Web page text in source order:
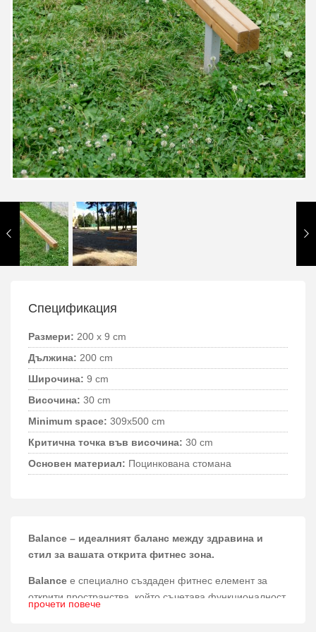
Спецификация
Размери: 200 x 9 cm
Дължина: 200 cm
Широчина: 9 cm
Височина: 30 cm
Minimum space: 309x500 cm
Критична точка във височина: 30 cm
Основен материал: Поцинкована стомана
Balance – идеалният баланс между здравина и
стил за вашата открита фитнес зона.
Balance е специално създаден фитнес елемент за
открити пространства, който съчетава функционалност
и естетика, предоставяйки безопасно и ефективно
прочети повече